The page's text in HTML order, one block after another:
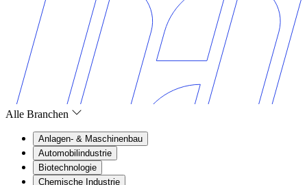
Alle Branchen
Anlagen- & Maschinenbau
Automobilindustrie
Biotechnologie
Chemische Industrie